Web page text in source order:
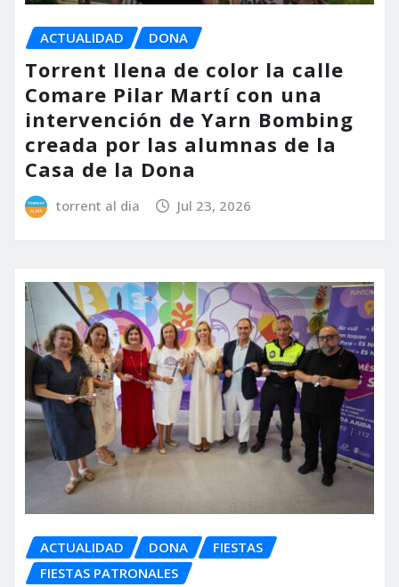
ACTUALIDAD DONA
Torrent llena de color la calle
Comare Pilar Martí con una
intervención de Yarn Bombing
creada por las alumnas de la
Casa de la Dona
torrent al dia Jul 23, 2026
ACTUALIDAD DONA
FIESTAS
FIESTAS PATRONALES